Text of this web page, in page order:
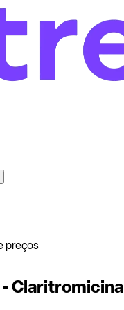
preços
Claritromicina